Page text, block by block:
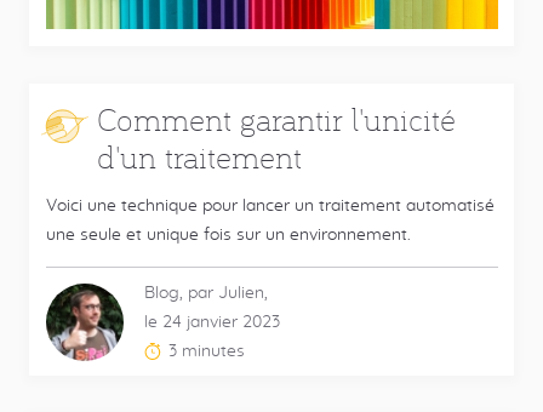
Comment garantir l'unicité
d'un traitement
Voici une technique pour lancer un traitement automatisé
une seule et unique fois sur un environnement.
Blog, par Julien,
le 24 janvier 2023
Temps
3 minutes